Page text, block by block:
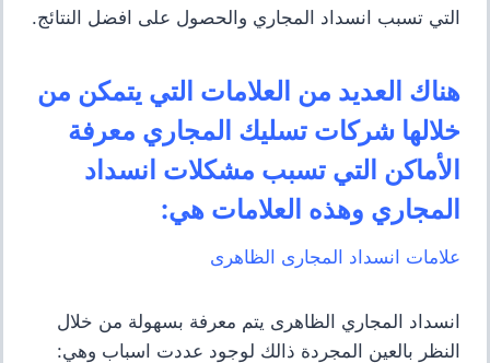
التي تسبب انسداد المجاري والحصول على افضل النتائج.
هناك العديد من العلامات التي يتمكن من
خلالها شركات تسليك المجاري معرفة
الأماكن التي تسبب مشكلات انسداد
المجاري وهذه العلامات هي:
علامات انسداد المجارى الظاهرى
انسداد المجاري الظاهرى يتم معرفة بسهولة من خلال
النظر بالعين المجردة ذالك لوجود عددت اسباب وهي: